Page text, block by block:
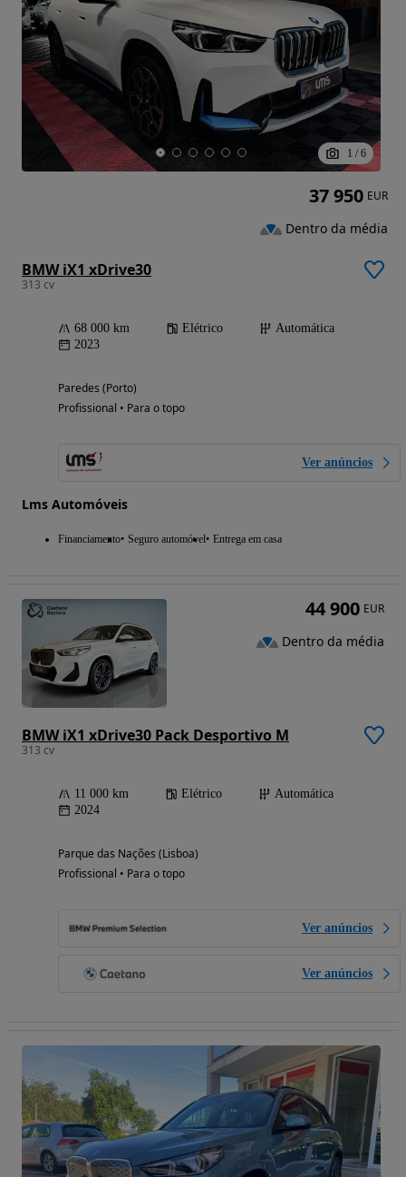
1 / 6
BMW iX1 xDrive30
313 cv
68 000 km Elétrico
Automática
2023
Paredes (Porto)
Profissional • Para o topo
Ver anúncios
Lms Automóveis
Financiamento Seguro automóvel Entrega em casa
37 950 EUR
Dentro da média
BMW iX1 xDrive30 Pack Desportivo M
313 cv
11 000 km Elétrico
Automática
2024
Parque das Nações (Lisboa)
Profissional • Para o topo
Ver anúncios
Ver anúncios
44 900 EUR
Dentro da média